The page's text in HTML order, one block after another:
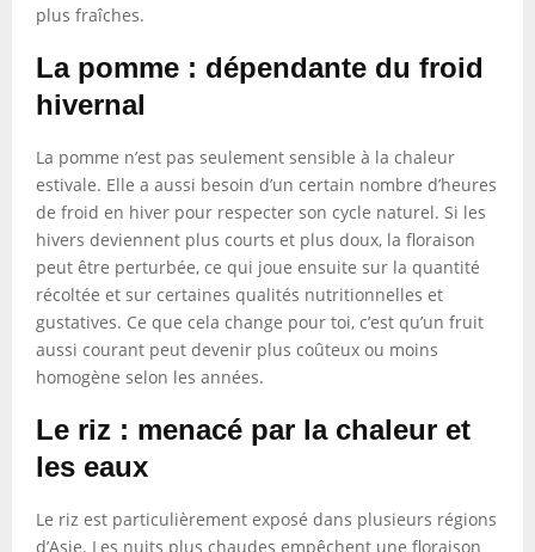
plus fraîches.
La pomme : dépendante du froid
hivernal
La pomme n’est pas seulement sensible à la chaleur
estivale. Elle a aussi besoin d’un certain nombre d’heures
de froid en hiver pour respecter son cycle naturel. Si les
hivers deviennent plus courts et plus doux, la floraison
peut être perturbée, ce qui joue ensuite sur la quantité
récoltée et sur certaines qualités nutritionnelles et
gustatives. Ce que cela change pour toi, c’est qu’un fruit
aussi courant peut devenir plus coûteux ou moins
homogène selon les années.
Le riz : menacé par la chaleur et
les eaux
Le riz est particulièrement exposé dans plusieurs régions
d’Asie. Les nuits plus chaudes empêchent une floraison